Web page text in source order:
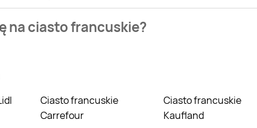
na ciasto francuskie?
Ciasto francuskie
Carrefour
Ciasto francuskie
Kaufland